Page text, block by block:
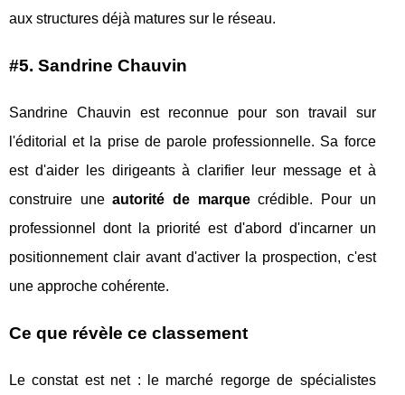
aux structures déjà matures sur le réseau.
#5. Sandrine Chauvin
Sandrine Chauvin est reconnue pour son travail sur
l'éditorial et la prise de parole professionnelle. Sa force
est d'aider les dirigeants à clarifier leur message et à
construire uneautorité de marquecrédible. Pour un
professionnel dont la priorité est d'abord d'incarner un
positionnement clair avant d'activer la prospection, c'est
une approche cohérente.
Ce que révèle ce classement
Le constat est net : le marché regorge de spécialistes